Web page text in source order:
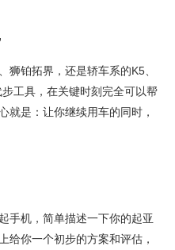
狮铂拓界，还是轿车系的K5、
工具，在关键时刻完全可以帮
就是：让你继续用车的同时，
手机，简单描述一下你的起亚
给你一个初步的方案和评估，